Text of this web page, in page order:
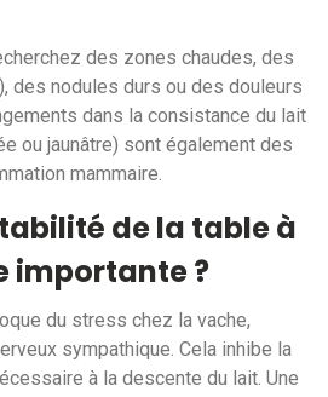
des zones chaudes, des
des nodules durs ou des douleurs
dans la consistance du lait
ou jaunâtre) sont également des
mammaire.
de la table à
importante ?
du stress chez la vache,
sympathique. Cela inhibe la
à la descente du lait. Une